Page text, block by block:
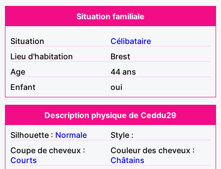
Situation familiale
Situation
Célibataire
Lieu d'habitation
Brest
Age
44 ans
Enfant
oui
Description physique de Ceddu29
Silhouette : Normale
Style :
Coupe de cheveux :
Courts
Couleur des cheveux :
Châtains